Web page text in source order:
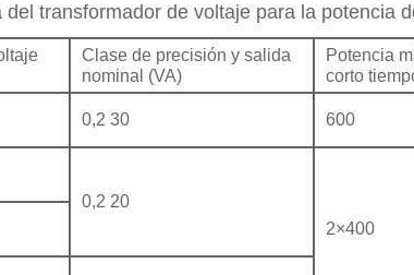
transformador de voltaje para la potencia
Clase de precisión y salida
nominal (VA)
Potencia
corto
0,2 30 600
0,2 20
2×400